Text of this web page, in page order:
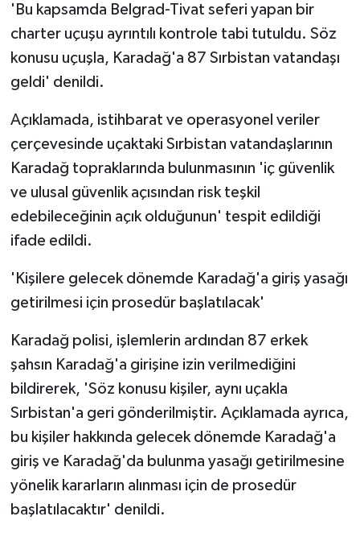
'Bu kapsamda Belgrad-Tivat seferi yapan bir
charter uçuşu ayrıntılı kontrole tabi tutuldu. Söz
konusu uçuşla, Karadağ'a 87 Sırbistan vatandaşı
geldi' denildi.
Açıklamada, istihbarat ve operasyonel veriler
çerçevesinde uçaktaki Sırbistan vatandaşlarının
Karadağ topraklarında bulunmasının 'iç güvenlik
ve ulusal güvenlik açısından risk teşkil
edebileceğinin açık olduğunun' tespit edildiği
ifade edildi.
'Kişilere gelecek dönemde Karadağ'a giriş yasağı
getirilmesi için prosedür başlatılacak'
Karadağ polisi, işlemlerin ardından 87 erkek
şahsın Karadağ'a girişine izin verilmediğini
bildirerek, 'Söz konusu kişiler, aynı uçakla
Sırbistan'a geri gönderilmiştir. Açıklamada ayrıca,
bu kişiler hakkında gelecek dönemde Karadağ'a
giriş ve Karadağ'da bulunma yasağı getirilmesine
yönelik kararların alınması için de prosedür
başlatılacaktır' denildi.
SPOR HABERLERİ
TEKNOLOJİ
Turizm
ÜLKE GÜNDEMİ
YAŞAM
YEREL
Yerel Haberler